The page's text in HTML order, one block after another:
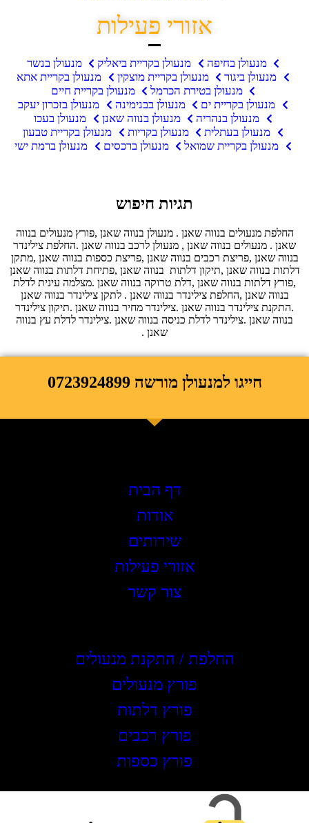
אזורי פעילות
מנעולן בחיפה מנעולן בקריית ביאליק
מנעולן בנשר
מנעולן ביגור
מנעולן בקריית מוצקין
מנעולן בקריית אתא
מנעולן בטירת הכרמל
מנעולן בקריית חיים
מנעולן בקריית ים
מנעולן בבנימינה
מנעולן בזכרון יעקב
מנעולן בנהריה
מנעולן בנווה שאנן
מנעולן בעכו
מנעולן בעתלית
מנעולן בקריות
מנעולן בקריית טבעון
מנעולן בקריית שמואל
מנעולן ברכסים מנעולן ברמת ישי
תגיות חיפוש
החלפת מנעולים בנווה שאנן . מנעולן בנווה שאנן ,פורץ מנעולים בנווה
שאנן . מנעולים בנווה שאנן , מנעולן לרכב בנווה שאנן .החלפת צילינדר
בנווה שאנן ,פריצת רכבים בנווה שאנן ,פריצת כספות בנווה שאנן ,מתקן
דלתות בנווה שאנן ,תיקון דלתות בנווה שאנן ,פתיחת דלתות בנווה שאנן
,פורץ דלתות בנווה שאנן ,דלת טרוקה בנווה שאנן .מצלמה עינית לדלת
בנווה שאנן ,החלפת צילינדר בנווה שאנן . לתקן צילינדר בנווה שאנן
.התקנת צילינדר בנווה שאנן .צילינדר מחיר בנווה שאנן .תיקון צילינדר
בנווה שאנן .צילינדר לדלת כניסה בנווה שאנן .צילינדר לדלת עץ בנווה
שאנן .
חייגו למנעולן מורשה 0723924899
דף הבית
אודות
שירותים
אזורי פעילות
צור קשר
החלפת / התקנת מנעולים
פורץ מנעולים
פורץ דלתות
פורץ רכבים
פורץ כספות